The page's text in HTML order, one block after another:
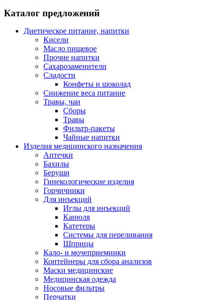
Каталог предложений
Диетическое питание, напитки
Кисели
Масло пищевое
Прочие напитки
Сахарозаменители
Сладости
Конфеты и шоколад
Снижение веса питание
Травы, чаи
Сборы
Травы
Фильтр-пакеты
Чайные напитки
Изделия медицинского назначения
Аптечки
Бахилы
Беруши
Гинекологические изделия
Горчичники
Для инъекций
Иглы для инъекций
Канюля
Катетеры
Системы для переливания
Шприцы
Кало- и мочеприемники
Контейнеры для сбора анализов
Маски медицинские
Медицинская одежда
Носовые фильтры
Перчатки